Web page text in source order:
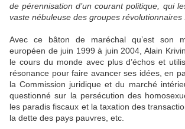
de pérennisation d’un courant politique, qui
vaste nébuleuse des groupes révolutionnaires
Avec ce bâton de maréchal qu’est son
européen de juin 1999 à juin 2004, Alain
le cours du monde avec plus d’échos et
résonance pour faire avancer ses idées, en
la Commission juridique et du marché
questionné sur la persécution des
les paradis fiscaux et la taxation des
la dette des pays pauvres, etc.